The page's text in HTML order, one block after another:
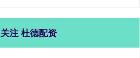
关注 杜德配资